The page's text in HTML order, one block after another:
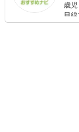
歳
目
食